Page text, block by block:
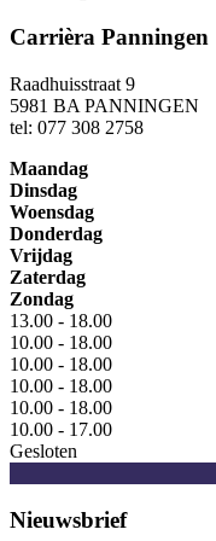
Carrièra Panningen
Raadhuisstraat 9
5981 BA PANNINGEN
tel: 077 308 2758
Maandag
Dinsdag
Woensdag
Donderdag
Vrijdag
Zaterdag
Zondag
13.00 - 18.00
10.00 - 18.00
10.00 - 18.00
10.00 - 18.00
10.00 - 18.00
10.00 - 17.00
Gesloten
Nieuwsbrief